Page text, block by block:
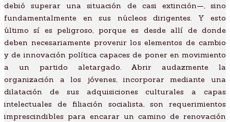
debió superar una situación de casi extinción—, sino
fundamentalmente en sus núcleos dirigentes. Y esto
último sí es peligroso, porque es desde allí de donde
deben necesariamente provenir los elementos de cambio
y de innovación política capaces de poner en movimiento
a un partido aletargado. Abrir audazmente la
organización a los jóvenes, incorporar mediante una
dilatación de sus adquisiciones culturales a capas
intelectuales de filiación socialista, son requerimientos
imprescindibles para encarar un camino de renovación